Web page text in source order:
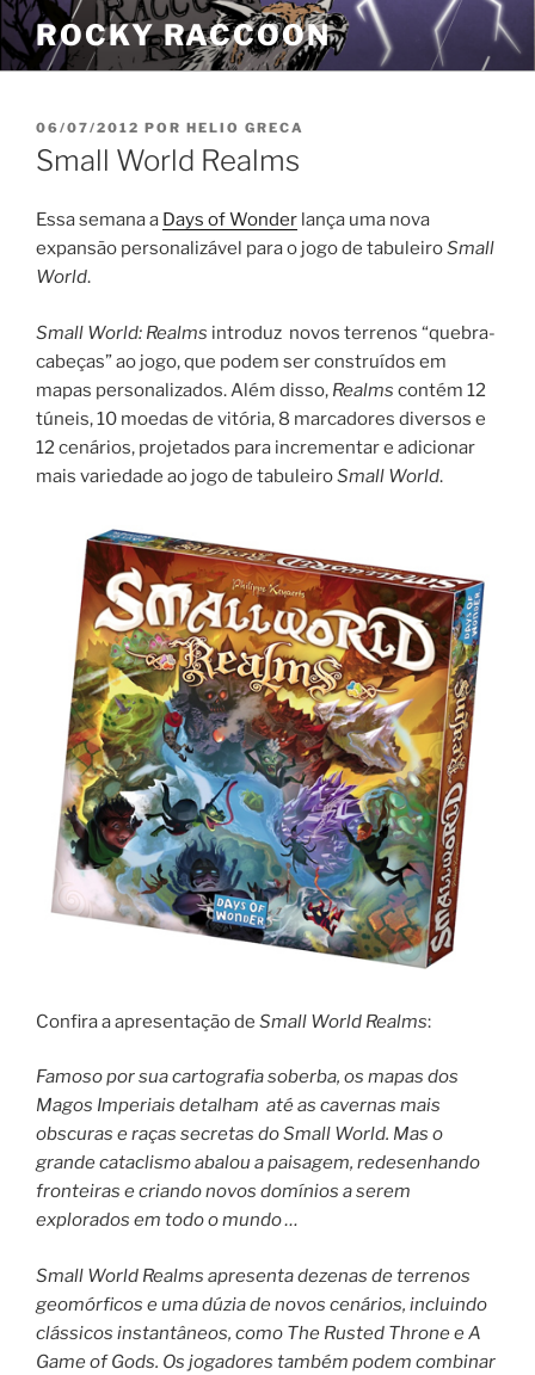
Pular
para
o
ROCKY RACCOON
PUBLICADO
EM
06/07/2012 POR HELIO GRECA
Small World Realms
Essa semana a Days of Wonder lança uma nova
expansão personalizável para o jogo de tabuleiroSmall
World.
Small World: Realms introduz novos terrenos “quebra-
cabeças” ao jogo, que podem ser construídos em
mapas personalizados. Além disso, Realms contém 12
túneis, 10 moedas de vitória, 8 marcadores diversos e
12 cenários, projetados para incrementar e adicionar
mais variedade ao jogo de tabuleiroSmall World.
Confira a apresentação de Small World Realms:
Famoso por sua cartografia soberba, os mapas dos
Magos Imperiais detalham até as cavernas mais
obscuras e raças secretas do Small World. Mas o
grande cataclismo abalou a paisagem, redesenhando
fronteiras e criando novos domínios a serem
explorados em todo o mundo …
Small World Realms apresenta dezenas de terrenos
geomórficos e uma dúzia de novos cenários, incluindo
clássicos instantâneos, como The Rusted Throne e A
Game of Gods. Os jogadores também podem combinar